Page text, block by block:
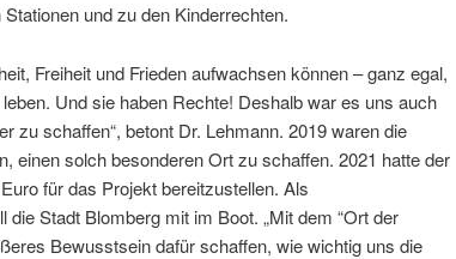
und zu den Kinderrechten.
Freiheit und Frieden aufwachsen können – ganz egal,
Und sie haben Rechte! Deshalb war es uns auch
zu schaffen“, betont Dr. Lehmann. 2019 waren die
einen solch besonderen Ort zu schaffen. 2021 hatte der
für das Projekt bereitzustellen. Als
die Stadt Blomberg mit im Boot. „Mit dem “Ort der
Bewusstsein dafür schaffen, wie wichtig uns die